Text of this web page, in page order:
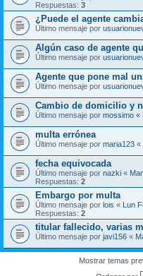
Respuestas: 3
¿Puede el agente
Último mensaje por
Algún caso de agente
Último mensaje por
Agente que pone mal
Último mensaje por
Cambio de domicilio y
Último mensaje por mossimo «
multa errónea
Último mensaje por maria123 «
fecha equivocada
Último mensaje por nazki «
Respuestas: 2
Embargo por multa
Último mensaje por lois « Lun
Respuestas: 2
titular fallecido, varias
Último mensaje por javi156 «
Mostrar temas